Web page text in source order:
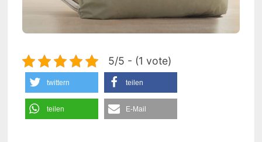
5/5 - (1 vote)
twittern teilen
teilen E-Mail